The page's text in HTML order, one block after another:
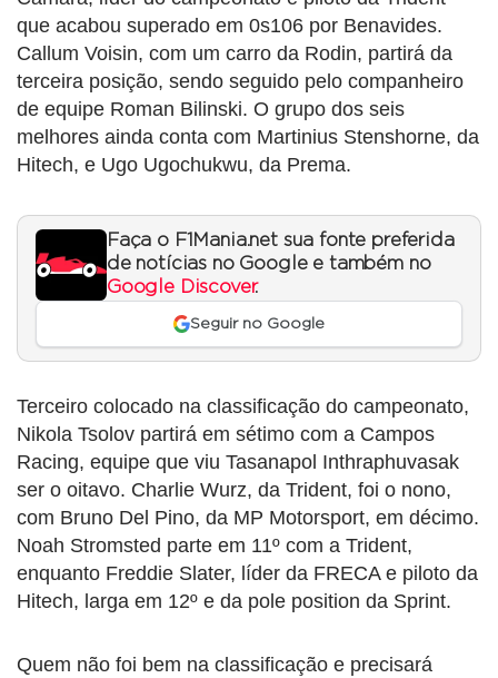
que acabou superado em 0s106 por Benavides.
Callum Voisin, com um carro da Rodin, partirá da
terceira posição, sendo seguido pelo companheiro
de equipe Roman Bilinski. O grupo dos seis
melhores ainda conta com Martinius Stenshorne, da
Hitech, e Ugo Ugochukwu, da Prema.
Faça o F1Mania.net sua fonte preferida
de notícias no Google e também no
Google Discover.
Seguir no Google
Terceiro colocado na classificação do campeonato,
Nikola Tsolov partirá em sétimo com a Campos
Racing, equipe que viu Tasanapol Inthraphuvasak
ser o oitavo. Charlie Wurz, da Trident, foi o nono,
com Bruno Del Pino, da MP Motorsport, em décimo.
Noah Stromsted parte em 11º com a Trident,
enquanto Freddie Slater, líder da FRECA e piloto da
Hitech, larga em 12º e da pole position da Sprint.
Quem não foi bem na classificação e precisará